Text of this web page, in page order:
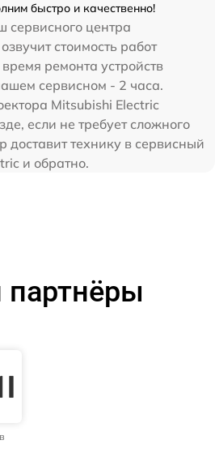
быстро и качественно!
сервисного центра
стоимость работ
ремонта устройств
сервисном - 2 часа.
Mitsubishi Electric
если не требует сложного
доставит технику в сервисный
и обратно.